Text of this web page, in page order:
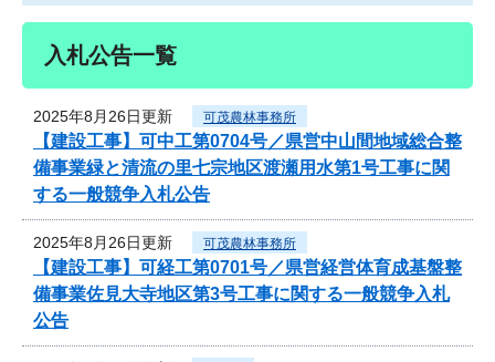
入札公告一覧
2025年8月26日更新 可茂農林事務所
【建設工事】可中工第0704号／県営中山間地域総合整
備事業緑と清流の里七宗地区渡瀬用水第1号工事に関
する一般競争入札公告
2025年8月26日更新 可茂農林事務所
【建設工事】可経工第0701号／県営経営体育成基盤整
備事業佐見大寺地区第3号工事に関する一般競争入札
公告